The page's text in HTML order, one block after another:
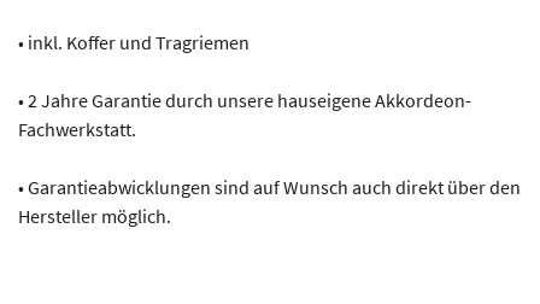
• inkl. Koffer und Tragriemen
• 2 Jahre Garantie durch unsere hauseigene Akkordeon-
Fachwerkstatt.
• Garantieabwicklungen sind auf Wunsch auch direkt über den
Hersteller möglich.